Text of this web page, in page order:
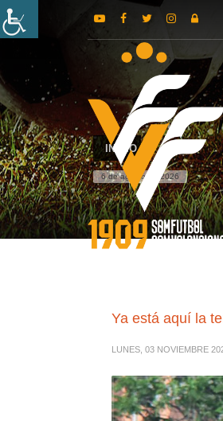
INICIO
6 de agosto de 2026
Ya está aquí la
LUNES, 03 NOVIEMBRE